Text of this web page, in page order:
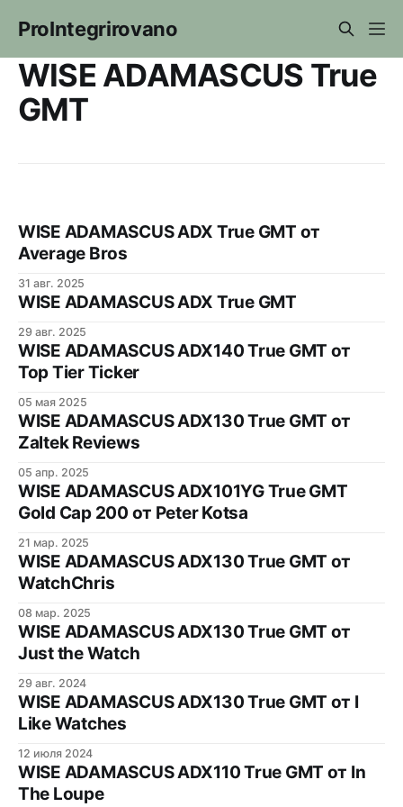
ProIntegrirovano
WISE ADAMASCUS True
GMT
WISE ADAMASCUS ADX True GMT от
Average Bros
31 авг. 2025
WISE ADAMASCUS ADX True GMT
29 авг. 2025
WISE ADAMASCUS ADX140 True GMT от
Top Tier Ticker
05 мая 2025
WISE ADAMASCUS ADX130 True GMT от
Zaltek Reviews
05 апр. 2025
WISE ADAMASCUS ADX101YG True GMT
Gold Cap 200 от Peter Kotsa
21 мар. 2025
WISE ADAMASCUS ADX130 True GMT от
WatchChris
08 мар. 2025
WISE ADAMASCUS ADX130 True GMT от
Just the Watch
29 авг. 2024
WISE ADAMASCUS ADX130 True GMT от I
Like Watches
12 июля 2024
WISE ADAMASCUS ADX110 True GMT от In
The Loupe